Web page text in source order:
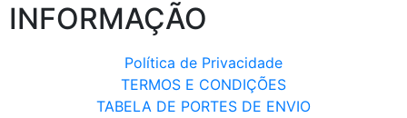
INFORMAÇÃO
Política de Privacidade
TERMOS E CONDIÇÕES
TABELA DE PORTES DE ENVIO